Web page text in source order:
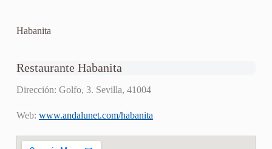
Habanita
Restaurante Habanita
Dirección: Golfo, 3. Sevilla, 41004
Web: www.andalunet.com/habanita